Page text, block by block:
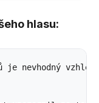
hlasu:
je nevhodný